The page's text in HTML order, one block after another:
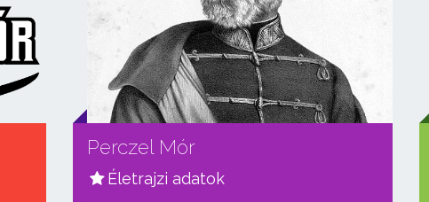
Perczel Mór
Életrajzi adatok
✍ Start